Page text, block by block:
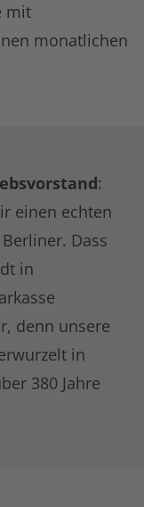
mit
monatlichen
:
einen echten
Dass
in
denn unsere
in
380 Jahre